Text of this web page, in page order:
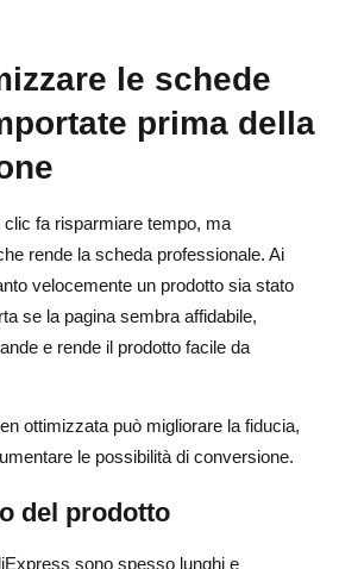
le schede
prima della
fa risparmiare tempo, ma
rende la scheda professionale. Ai
velocemente un prodotto sia stato
se la pagina sembra affidabile,
e rende il prodotto facile da
ottimizzata può migliorare la fiducia,
le possibilità di conversione.
del prodotto
sono spesso lunghi e